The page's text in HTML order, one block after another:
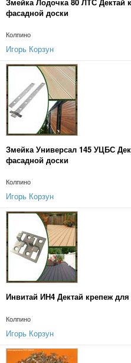
фасадной доски
Колпино
Игорь Корзун
Змейка Универсал 145 УЦБС
фасадной доски
Колпино
Игорь Корзун
Инвитай ИН4 Дектай крепеж
Колпино
Игорь Корзун